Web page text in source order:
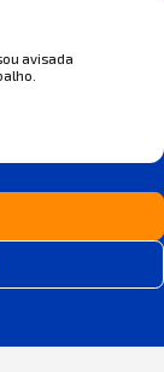
avisada